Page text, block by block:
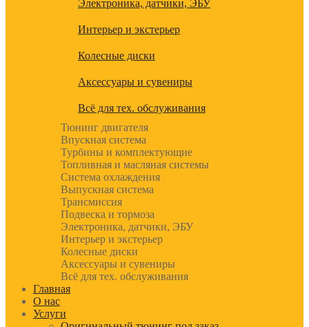
Электроника, датчики, ЭБУ
Интерьер и экстерьер
Колесные диски
Аксессуары и сувениры
Всё для тех. обслуживания
Тюнинг двигателя
Впускная система
Турбины и комплектующие
Топливная и масляная системы
Система охлаждения
Выпускная система
Трансмиссия
Подвеска и тормоза
Электроника, датчики, ЭБУ
Интерьер и экстерьер
Колесные диски
Аксессуары и сувениры
Всё для тех. обслуживания
Главная
О нас
Услуги